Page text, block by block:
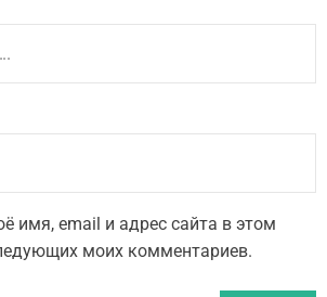
имя, email и адрес сайта в этом
моих комментариев.